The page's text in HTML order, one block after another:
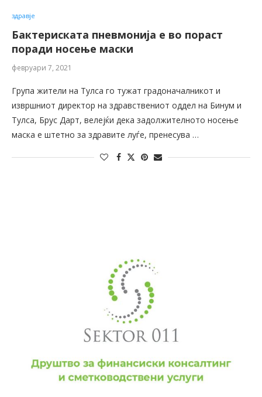
здравје
Бактериската пневмонија е во пораст
поради носење маски
февруари 7, 2021
Група жители на Тулса го тужат градоначалникот и
извршниот директор на здравствениот оддел на Бинум и
Тулса, Брус Дарт, велејќи дека задолжителното носење
маска е штетно за здравите луѓе, пренесува …